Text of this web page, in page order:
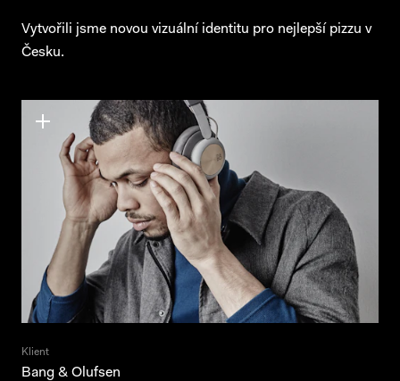
Vytvořili jsme novou vizuální identitu pro nejlepší pizzu v
Česku.
Klient
Bang & Olufsen